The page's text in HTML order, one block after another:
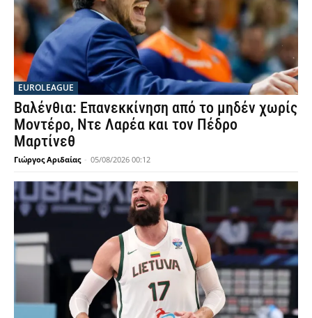
EUROLEAGUE
Βαλένθια: Επανεκκίνηση από το μηδέν χωρίς
Μοντέρο, Ντε Λαρέα και τον Πέδρο
Μαρτίνεθ
Γιώργος Αριδαίας - 05/08/2026 00:12